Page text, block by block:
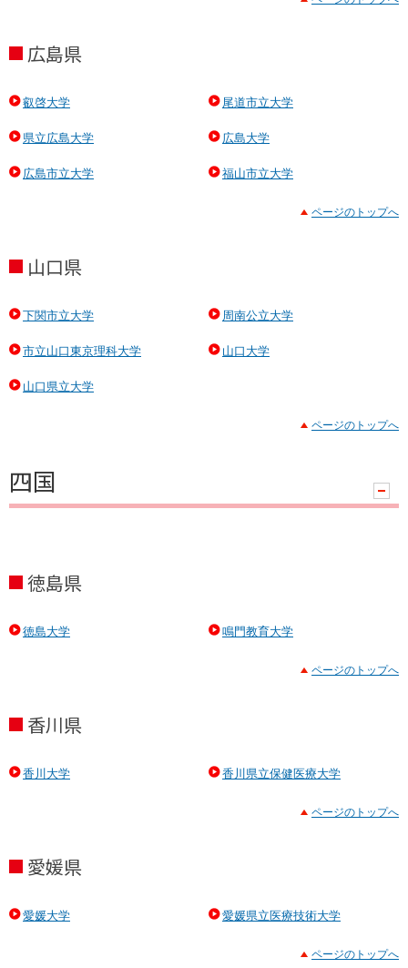
広島県
叡啓大学 尾道市立大学
県立広島大学 広島大学
広島市立大学 福山市立大学
ページのトップへ
山口県
下関市立大学 周南公立大学
市立山口東京理科大学 山口大学
山口県立大学
ページのトップへ
四国
ン
徳島県
徳島大学 鳴門教育大学
ページのトップへ
香川県
香川大学 香川県立保健医療大学
ページのトップへ
愛媛県
愛媛大学 愛媛県立医療技術大学
ページのトップへ